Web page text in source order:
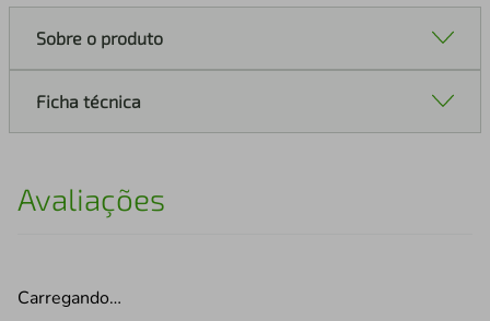
Sobre o produto
Ficha técnica
Avaliações
Carregando…